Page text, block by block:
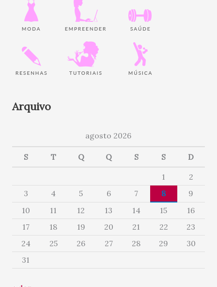
Arquivo
agosto 2026
S T Q Q S S D
1
2
3
4 5 6 7 8
9
10
11 12 13 14 15
16
17
18 19 20 21 22
23
24
25 26 27 28 29
30
31